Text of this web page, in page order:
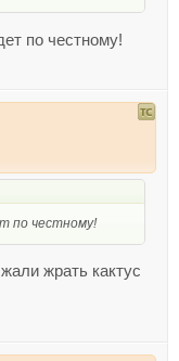
по честному!
по честному!
жрать кактус